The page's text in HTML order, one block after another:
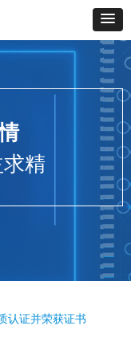
认证并荣获证书
精